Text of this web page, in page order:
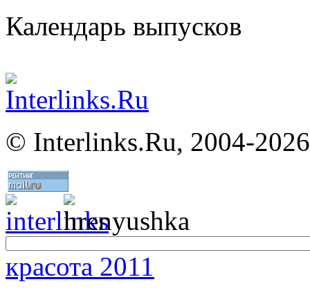
Календарь выпусков
© Interlinks.Ru, 2004-2026
красота 2011